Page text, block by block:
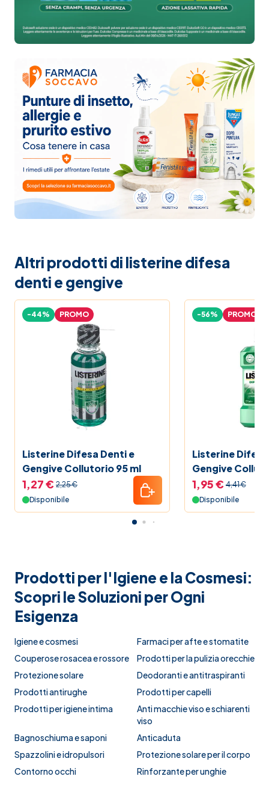
Altri prodotti di listerine difesa
denti e gengive
Listerine Difesa Denti e
Gengive Collutorio 95 ml
-44% PROMO
1,27 € 2,25 €
Disponibile
Listerine
Gengive
-56% PROMO
1,95 € 4,41 €
Disponibile
Prodotti per l'Igiene e la Cosmesi:
Scopri le Soluzioni per Ogni
Esigenza
Igiene e cosmesi
Farmaci per afte e stomatite
Couperose rosacea e rossore
Prodotti per la pulizia orecchie
Protezione solare
Deodoranti e antitraspiranti
Prodotti antirughe
Prodotti per capelli
Prodotti per igiene intima
Anti macchie viso e schiarenti
viso
Bagnoschiuma e saponi
Anticaduta
Spazzolini e idropulsori
Protezione solare per il corpo
Contorno occhi
Rinforzante per unghie